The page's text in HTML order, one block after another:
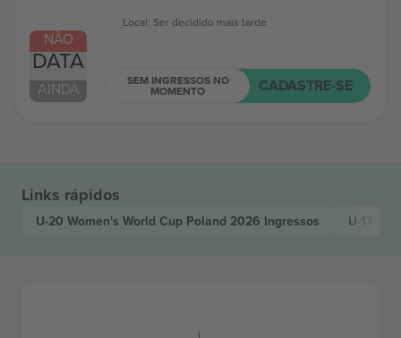
NÃO
DATA
AINDA
Local: Ser decidido mais tarde
SEM INGRESSOS NO
MOMENTO CADASTRE-SE
Links rápidos
U-20 Women's World Cup Poland 2026 Ingressos U-17